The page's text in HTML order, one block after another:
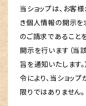
当ショップは、お客
き個人情報の開示を
のご請求であること
開示を行います（当
旨を通知いたします
令により、当ショッ
限りではありません。